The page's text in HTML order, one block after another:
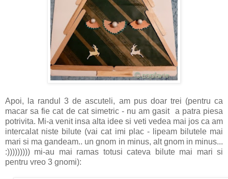
Apoi, la randul 3 de ascuteli, am pus doar trei (pentru ca
macar sa fie cat de cat simetric - nu am gasit a patra piesa
potrivita. Mi-a venit insa alta idee si veti vedea mai jos ca am
intercalat niste bilute (vai cat imi plac - lipeam bilutele mai
mari si ma gandeam.. un gnom in minus, alt gnom in minus...
:))))))))) mi-au mai ramas totusi cateva bilute mai mari si
pentru vreo 3 gnomi):